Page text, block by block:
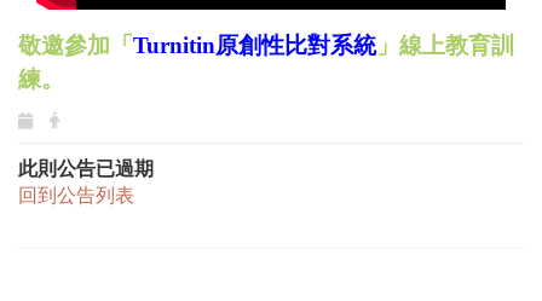
敬邀參加「 Turnitin原創性比對系統」線上教育訓
練。
此則公告已過期
回到公告列表